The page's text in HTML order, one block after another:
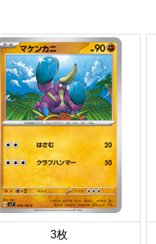
3枚